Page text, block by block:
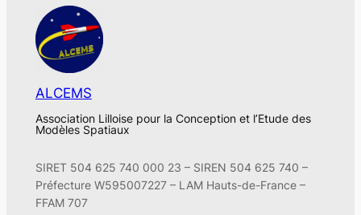
ALCEMS
Association Lilloise pour la Conception et l’Etude des
Modèles Spatiaux
SIRET 504 625 740 000 23 – SIREN 504 625 740 –
Préfecture W595007227 – LAM Hauts-de-France –
FFAM 707